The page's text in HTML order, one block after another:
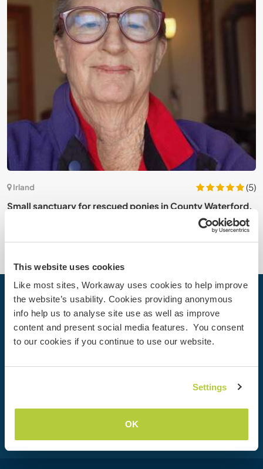
This website uses cookies
Like most sites, Workaway uses cookies to help improve
the website’s usability. Cookies providing anonymous
info help us to analyse site use as well as improve
content and present social media features. You consent
to our cookies if you continue to use our website.
Settings
OK
Irland
(5)
Small sanctuary for rescued ponies in County Waterford,
Dein nächstes Abenteuer beginnt
heute
Werde heute Mitglied der Workaway-Community und
Möglichkeiten weltweit.